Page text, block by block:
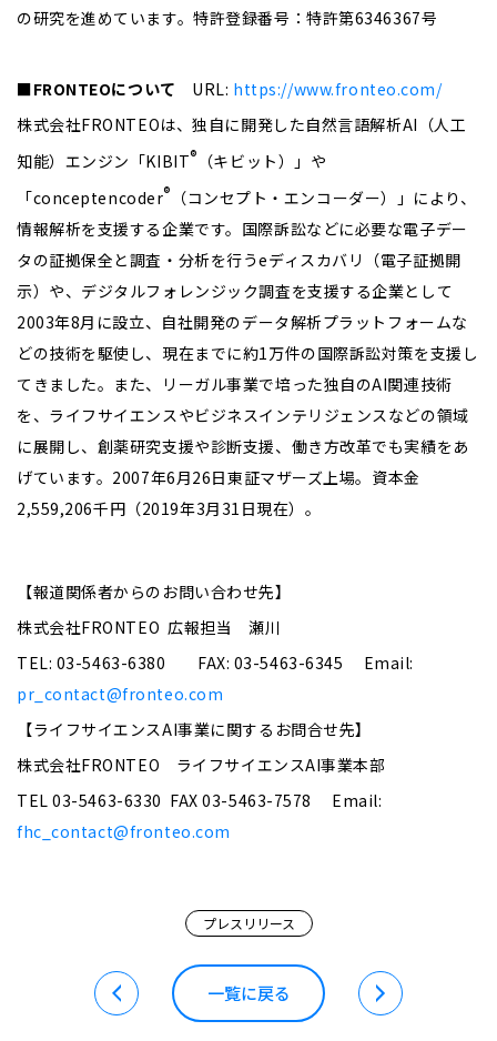
の研究を進めています。特許登録番号：特許第6346367号
■FRONTEOについて URL: https://www.fronteo.com/
株式会社FRONTEOは、独自に開発した自然言語解析AI（人工
知能）エンジン「KIBIT®
（キビット）」や
「conceptencoder®
（コンセプト・エンコーダー）」により、
情報解析を支援する企業です。国際訴訟などに必要な電子デー
タの証拠保全と調査・分析を行うeディスカバリ（電子証拠開
示）や、デジタルフォレンジック調査を支援する企業として
2003年8月に設立、自社開発のデータ解析プラットフォームな
どの技術を駆使し、現在までに約1万件の国際訴訟対策を支援し
てきました。また、リーガル事業で培った独自のAI関連技術
を、ライフサイエンスやビジネスインテリジェンスなどの領域
に展開し、創薬研究支援や診断支援、働き方改革でも実績をあ
げています。2007年6月26日東証マザーズ上場。資本金
2,559,206千円（2019年3月31日現在）。
【報道関係者からのお問い合わせ先】
株式会社FRONTEO 広報担当 瀬川
TEL: 03-5463-6380 FAX: 03-5463-6345 Email:
pr_contact@fronteo.com
【ライフサイエンスAI事業に関するお問合せ先】
株式会社FRONTEO ライフサイエンスAI事業本部
TEL 03-5463-6330 FAX 03-5463-7578 Email:
fhc_contact@fronteo.com
プレスリリース
一覧に戻る